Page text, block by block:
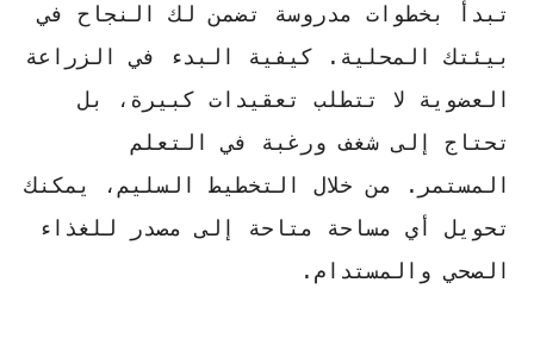
تبدأ بخطوات مدروسة تضمن لك النجاح في
بيئتك المحلية. كيفية البدء في الزراعة
العضوية لا تتطلب تعقيدات كبيرة، بل
تحتاج إلى شغف ورغبة في التعلم
المستمر. من خلال التخطيط السليم، يمكنك
تحويل أي مساحة متاحة إلى مصدر للغذاء
الصحي والمستدام.